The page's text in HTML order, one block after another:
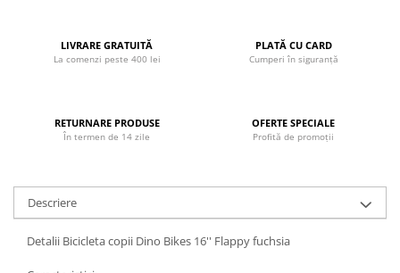
Lego Duplo
Majorette
Mentari
MillaMinis
LIVRARE GRATUITĂ
La comenzi peste 400 lei
PLATĂ CU CARD
Cumperi în siguranță
RETURNARE PRODUSE
În termen de 14 zile
OFERTE SPECIALE
Profită de promoții
Descriere
Detalii Bicicleta copii Dino Bikes 16'' Flappy fuchsia